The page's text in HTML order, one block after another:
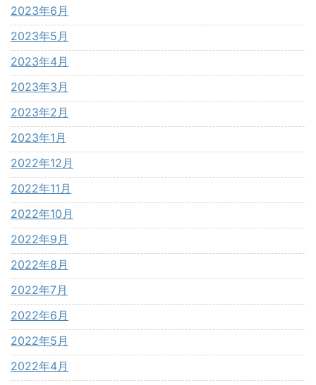
2023年6月
2023年5月
2023年4月
2023年3月
2023年2月
2023年1月
2022年12月
2022年11月
2022年10月
2022年9月
2022年8月
2022年7月
2022年6月
2022年5月
2022年4月